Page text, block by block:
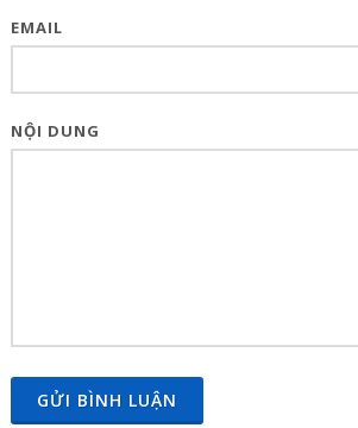
EMAIL
NỘI DUNG
GỬI BÌNH LUẬN